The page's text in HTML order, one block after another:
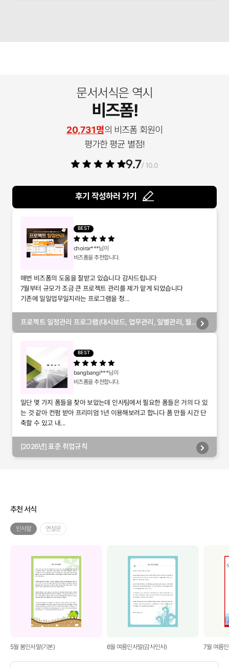
문서서식은 역시
비즈폼!
20,731명의 비즈폼 회원이
평가한 평균 별점!
9.7/ 10.0
후기 작성하러 가기
BEST
choirar***님이
비즈폼을 추천합니다.
매번 비즈폼의 도움을 잘받고 있습니다 감사드립니다
7월부터 규모가 조금 큰 프로젝트 관리를 제가 맡게 되었습니다
기존에 일일업무일지라는 프로그램을 정...
프로젝트 일정관리 프로그램(대시보드, 업무관리, 일별관리, 월
BEST
bangbangi***님이
비즈폼을 추천합니다.
일단 몇 가지 폼들을 찾아 보았는데 인사팀에서 필요한 폼들은 거의 다 있
는 것 같아 컨펌 받아 프리미엄 1년 이용해보려고 합니다 폼 만들 시간 단
축할 수 있고 내...
[2026년] 표준 취업규칙
추천 서식
인사말 연설문
5월 봄인사말(기본) 6월 여름인사말(감사인사) 7월 여름